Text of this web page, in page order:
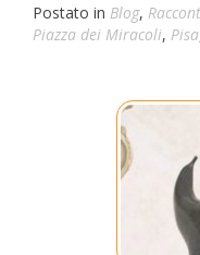
Postato in Blog,
Piazza dei Miracoli, Pisa